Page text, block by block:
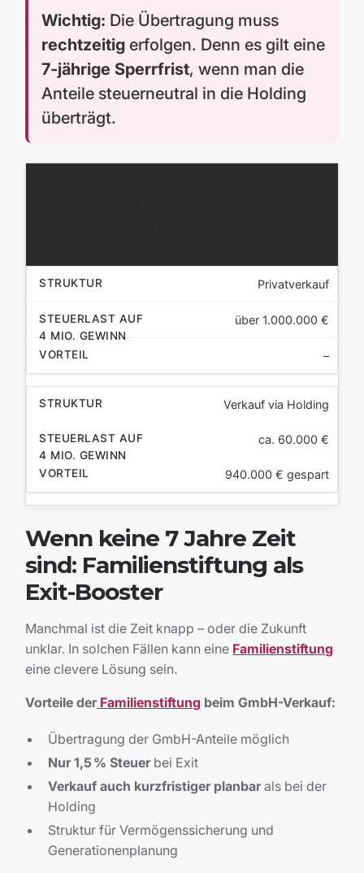
Wichtig: Die Übertragung muss
rechtzeitig erfolgen. Denn es gilt eine
7-jährige Sperrfrist, wenn man die
Anteile steuerneutral in die Holding
überträgt.
Privatverkauf
über 1.000.000 €
–
Verkauf via Holding
ca. 60.000 €
940.000 € gespart
Wenn keine 7 Jahre Zeit
sind: Familienstiftung als
Exit-Booster
Manchmal ist die Zeit knapp – oder die Zukunft
unklar. In solchen Fällen kann eine Familienstiftung
eine clevere Lösung sein.
Vorteile derFamilienstiftung beim GmbH-Verkauf:
Übertragung der GmbH-Anteile möglich
Nur 1,5 % Steuerbei Exit
Verkauf auch kurzfristiger planbarals bei der
Holding
Struktur für Vermögenssicherung und
Generationenplanung